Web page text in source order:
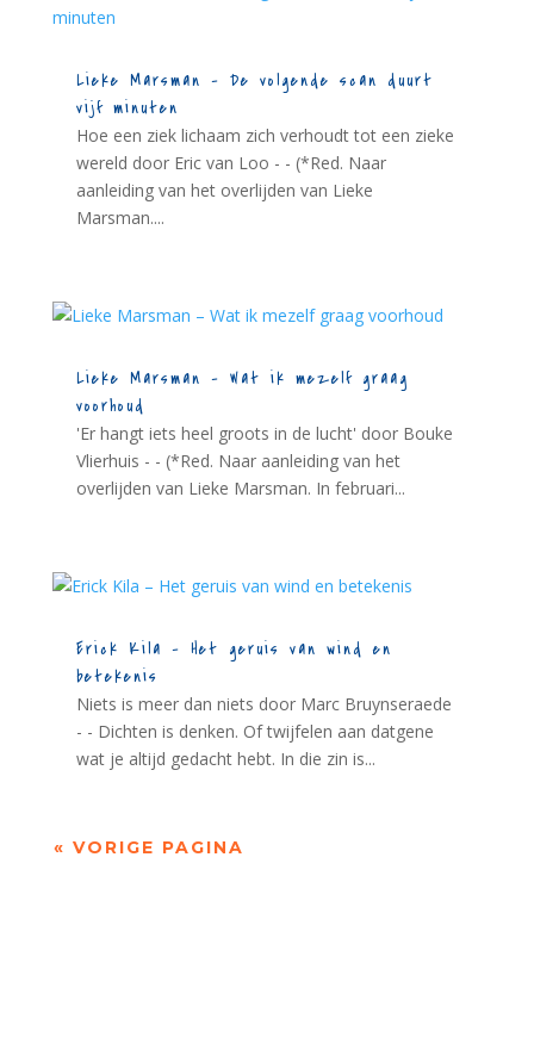
Lieke Marsman – De volgende scan duurt
vijf minuten
Hoe een ziek lichaam zich verhoudt tot een zieke
wereld door Eric van Loo - - (*Red. Naar
aanleiding van het overlijden van Lieke
Marsman....
Lieke Marsman – Wat ik mezelf graag
voorhoud
'Er hangt iets heel groots in de lucht' door Bouke
Vlierhuis - - (*Red. Naar aanleiding van het
overlijden van Lieke Marsman. In februari...
Erick Kila – Het geruis van wind en
betekenis
Niets is meer dan niets door Marc Bruynseraede
- - Dichten is denken. Of twijfelen aan datgene
wat je altijd gedacht hebt. In die zin is...
« VORIGE PAGINA